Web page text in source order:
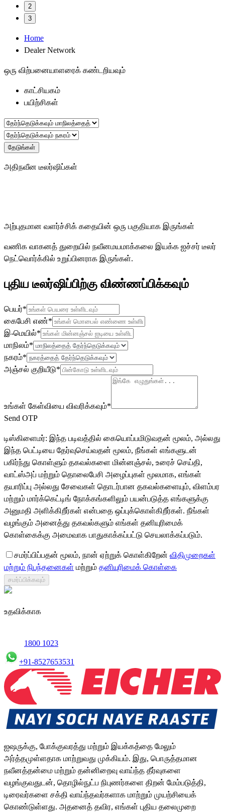
2
3
Home
Dealer Network
ஒரு விற்பனையாளரைக் கண்டறியவும்
காட்சியகம்
பயிற்சிகள்
தேடுங்கள்
அதிநவீன டீலர்ஷிப்கள்
அற்புதமான வளர்ச்சிக் கதையின் ஒரு பகுதியாக இருங்கள்
வணிக வாகனத் துறையில் நவீனமயமாக்கலை இயக்க ஐச்சர் டீலர்
நெட்வொர்க்கில் உறுப்பினராக இருங்கள்.
புதிய டீலர்ஷிப்பிற்கு விண்ணப்பிக்கவும்
பெயர்*
கைபேசி எண்*
இ-மெயில்*
மாநிலம்*
நகரம்*
அஞ்சல் குறியீடு*
உங்கள் கேள்வியை விவரிக்கவும்*
Send OTP
டிஸ்கிளைமர்: இந்த படிவத்தில் கையொப்பமிடுவதன் மூலம், அல்லது
இந்த பெட்டியை தேர்வுசெய்வதன் மூலம், நீங்கள் எங்களுடன்
பகிர்ந்து கொள்ளும் தகவல்களை மின்னஞ்சல், உரைச் செய்தி,
வாட்ஸ்அப் மற்றும் தொலைபேசி அழைப்புகள் மூலமாக, எங்கள்
தயாரிப்பு அல்லது சேவைகள் தொடர்பான தகவல்களையும், விளம்பர
மற்றும் மார்க்கெட்டிங் நோக்கங்களிலும் பயன்படுத்த எங்களுக்கு
அனுமதி அளிக்கிறீர்கள் என்பதை ஒப்புக்கொள்கிறீர்கள். நீங்கள்
வழங்கும் அனைத்து தகவல்களும் எங்கள் தனியுரிமைக்
கொள்கைக்கு அமைவாக பாதுகாக்கப்பட்டு செயலாக்கப்படும்.
சமர்ப்பிப்பதன் மூலம், நான் ஏற்றுக் கொள்கிறேன் விதிமுறைகள்
மற்றும் நிபந்தனைகள் மற்றும் தனியுரிமைக் கொள்கை
சமர்ப்பிக்கவும்
உதவிக்காக
1800 1023
+91-8527653531
ஐஷருக்கு, போக்குவரத்து மற்றும் இயக்கத்தை மேலும்
அர்த்தமுள்ளதாக மாற்றுவது முக்கியம். இது, பொருத்தமான
நவீனத்தன்மை மற்றும் தன்னிறைவு வாய்ந்த தீர்வுகளை
வழங்குவதுடன், தொழில்நுட்ப நிபுணர்களை திறன் மேம்படுத்தி,
டிரைவர்களை சக்தி வாய்ந்தவர்களாக மாற்றும் முயற்சியைக்
கொண்டுள்ளது. அதனைத் தவிர, எங்கள் புதிய தலைமுறை